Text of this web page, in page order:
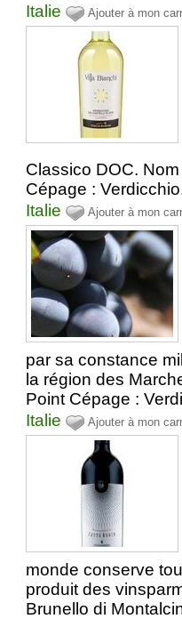
Italie
Ajouter à mon
Classico DOC.
Cépage :
Italie
Ajouter à mon
par sa constance
la région des
Point Cépage :
Italie
Ajouter à mon
monde conserve
produit des
Brunello di